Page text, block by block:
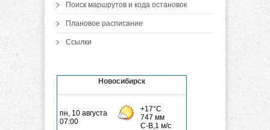
Поиск маршрутов и кода остановок
Плановое расписание
Ссылки
Новосибирск